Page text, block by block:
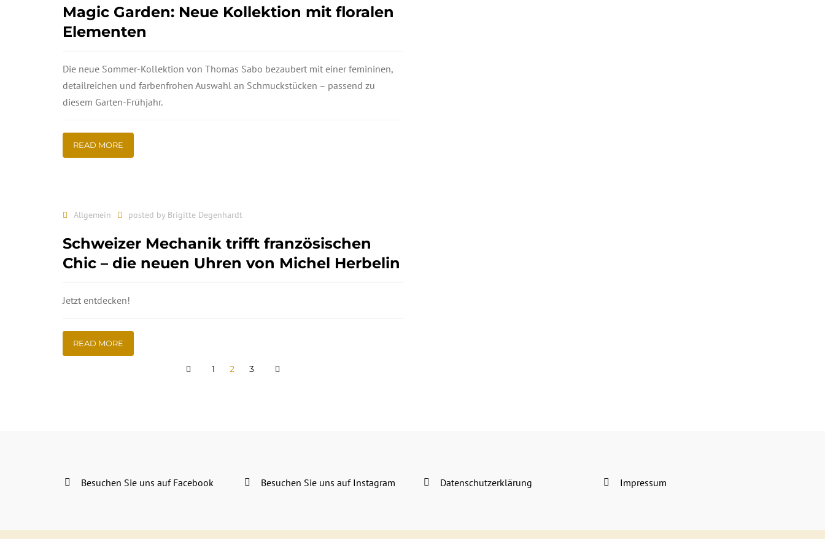
Magic Garden: Neue Kollektion mit floralen
Elementen
Die neue Sommer-Kollektion von Thomas Sabo bezaubert mit einer femininen,
detailreichen und farbenfrohen Auswahl an Schmuckstücken – passend zu
diesem Garten-Frühjahr.
READ MORE
Allgemein posted by Brigitte Degenhardt
Schweizer Mechanik trifft französischen
Chic – die neuen Uhren von Michel Herbelin
Jetzt entdecken!
READ MORE
1 2 3
Besuchen Sie uns auf Facebook Besuchen Sie uns auf Instagram Datenschutzerklärung Impressum